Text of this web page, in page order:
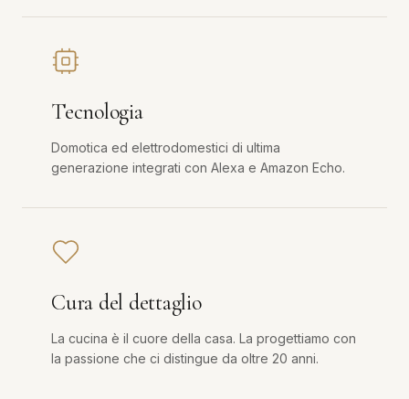
Tecnologia
Domotica ed elettrodomestici di ultima
generazione integrati con Alexa e Amazon Echo.
Cura del dettaglio
La cucina è il cuore della casa. La progettiamo con
la passione che ci distingue da oltre 20 anni.